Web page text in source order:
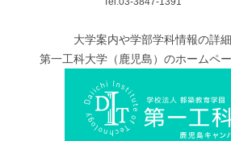
大学案内や学部学科情報の詳
第一工科大学（鹿児島）のホームペ